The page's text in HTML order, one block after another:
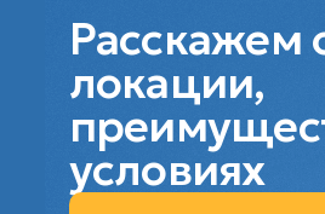
Расскажем
локации,
условиях